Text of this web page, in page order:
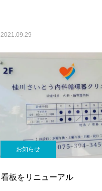
2021.09.29
お知らせ
看板をリニューアル